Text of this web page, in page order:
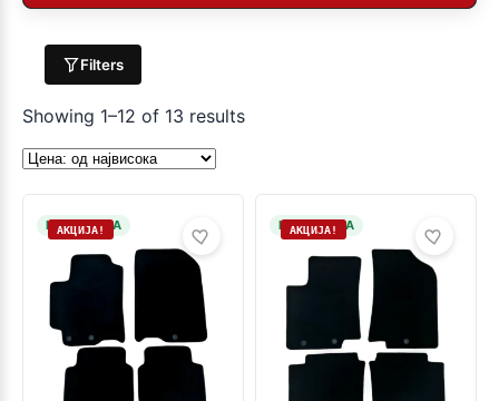
Filters
Showing 1–12 of 13 results
НА ЗАЛИХА
АКЦИЈА! НА ЗАЛИХА
АКЦИЈА!